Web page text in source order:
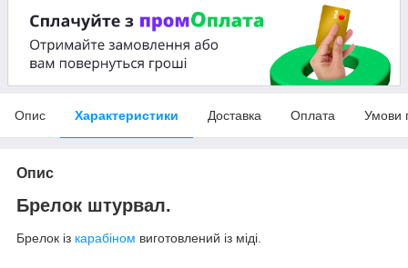
Опис Характеристики Доставка Оплата Умови
Опис
Брелок штурвал.
Брелок із карабіном виготовлений із міді.